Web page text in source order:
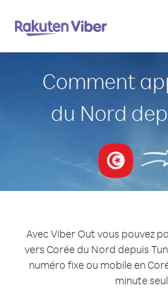
Comment
du Nord
Avec Viber Out vous pouvez
vers Corée du Nord depuis
numéro fixe ou mobile en
minute